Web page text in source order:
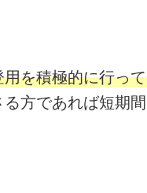
を積極的に行っ
方であれば短期